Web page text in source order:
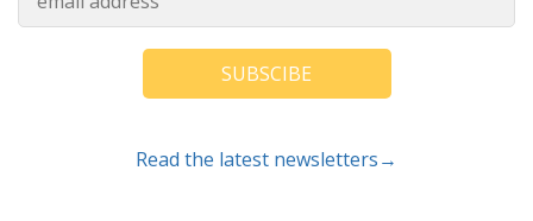
SUBSCIBE
Read the latest newsletters→